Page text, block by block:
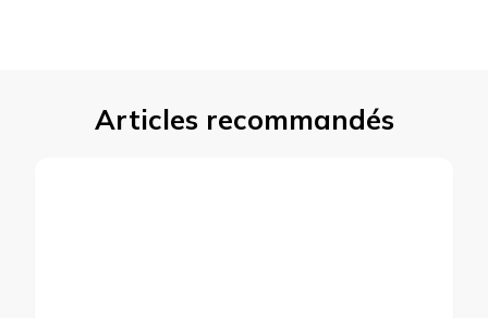
Articles recommandés